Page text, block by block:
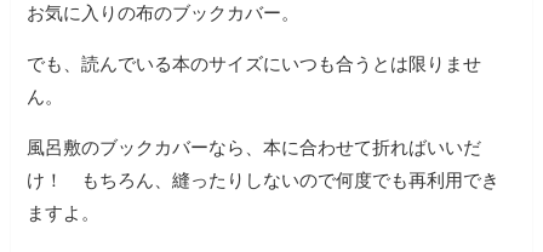
お気に入りの布のブックカバー。
でも、読んでいる本のサイズにいつも合うとは限りませ
ん。
風呂敷のブックカバーなら、本に合わせて折ればいいだ
け！ もちろん、縫ったりしないので何度でも再利用でき
ますよ。